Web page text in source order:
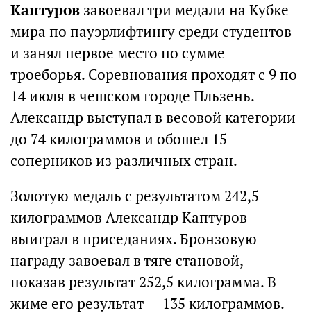
Каптуров завоевал три медали на Кубке
мира по пауэрлифтингу среди студентов
и занял первое место по сумме
троеборья. Соревнования проходят с 9 по
14 июля в чешском городе Пльзень.
Александр выступал в весовой категории
до 74 килограммов и обошел 15
соперников из различных стран.
Золотую медаль с результатом 242,5
килограммов Александр Каптуров
выиграл в приседаниях. Бронзовую
награду завоевал в тяге становой,
показав результат 252,5 килограмма. В
жиме его результат — 135 килограммов.